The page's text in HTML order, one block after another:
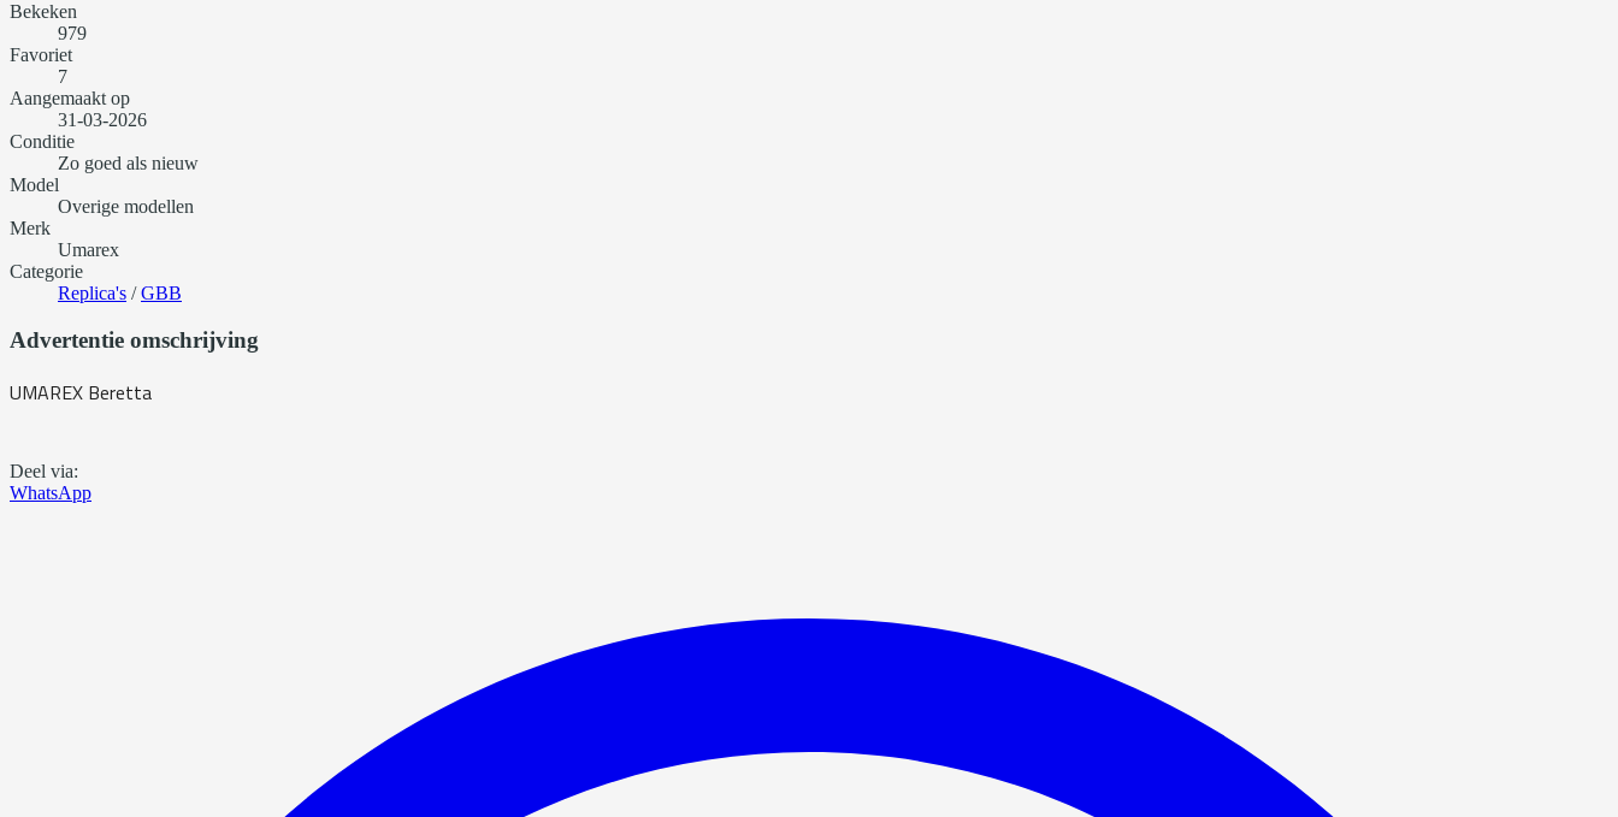
Bekeken
979
Favoriet
7
Aangemaakt op
31-03-2026
Conditie
Zo goed als nieuw
Model
Overige modellen
Merk
Umarex
Categorie
Replica's /GBB
Advertentie omschrijving
UMAREX Beretta
Deel via:
WhatsApp